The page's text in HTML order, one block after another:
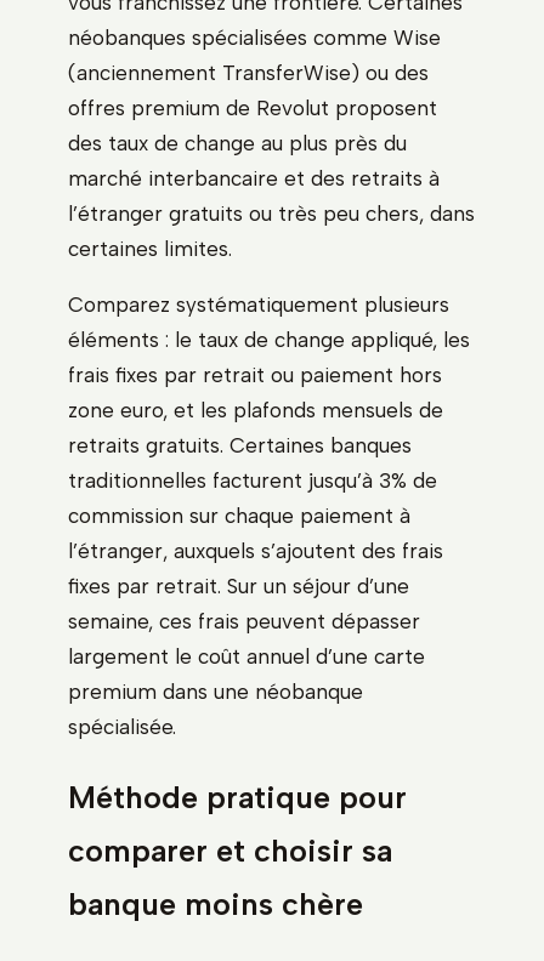
néobanques spécialisées comme Wise
(anciennement TransferWise) ou des
offres premium de Revolut proposent
des taux de change au plus près du
marché interbancaire et des retraits à
l’étranger gratuits ou très peu chers, dans
certaines limites.
Comparez systématiquement plusieurs
éléments : le taux de change appliqué, les
frais fixes par retrait ou paiement hors
zone euro, et les plafonds mensuels de
retraits gratuits. Certaines banques
traditionnelles facturent jusqu’à 3% de
commission sur chaque paiement à
l’étranger, auxquels s’ajoutent des frais
fixes par retrait. Sur un séjour d’une
semaine, ces frais peuvent dépasser
largement le coût annuel d’une carte
premium dans une néobanque
spécialisée.
Méthode pratique pour
comparer et choisir sa
banque moins chère